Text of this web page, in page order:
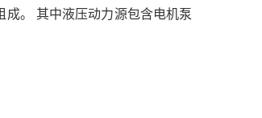
。 其中液压动力源包含电机泵